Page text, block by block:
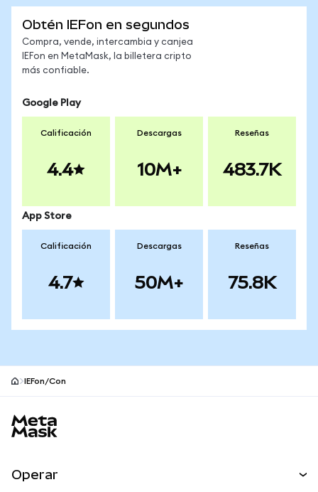
Obtén IEFon en segundos
Compra, vende, intercambia y canjea
IEFon en MetaMask, la billetera cripto
más confiable.
Google Play
Calificación
4.4
Descargas
10M+
Reseñas
483.7K
App Store
Calificación
4.7
Descargas
50M+
Reseñas
75.8K
IEFon/Con
Operar